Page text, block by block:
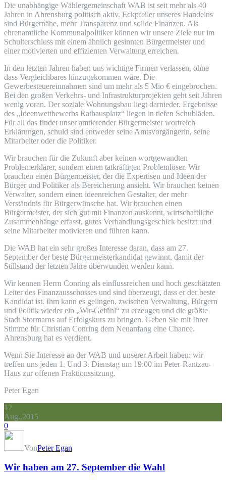
Die unabhängige Wählergemeinschaft WAB ist seit mehr als 40
Jahren in Ahrensburg politisch aktiv. Eckpfeiler unseres Handelns
sind Bürgernähe, mehr Transparenz und solide Finanzen. Als
ehrenamtliche Kommunalpolitiker können wir unsere Ziele nur im
Schulterschluss mit einem ähnlich gesinnten Bürgermeister und
einer motivierten und effizienten Verwaltung erreichen.
In den letzten Jahren haben uns wichtige Firmen verlassen, ohne
dass Vergleichbares hinzugekommen wäre. Die
Gewerbesteuereinnahmen sind um mehr als 5 Mio € eingebrochen.
Bei den großen Verkehrs- und Infrastrukturprojekten geht seit Jahren
wenig voran. Der soziale Wohnungsbau liegt darnieder. Ergebnisse
des „Ideenwettbewerbs Rathausplatz“ liegen in tiefen Schubläden.
Für all das findet unser amtierender Bürgermeister wortreich
Erklärungen, schuld sind entweder seine Amtsvorgängerin, seine
Mitarbeiter oder die Politiker.
Wir brauchen für die Zukunft aber keinen wortgewandten
Problemerklärer, sondern einen tatkräftigen Problemlöser. Wir
brauchen einen Bürgermeister, der die Expertisen und Ideen der
Bürger und Politiker als Bereicherung ansieht. Wir brauchen keinen
Verwalter, sondern einen ideenreichen Gestalter, der mehr
Verständnis für Bürgerwünsche hat. Wir brauchen einen
Bürgermeister, der sich gut mit Finanzen auskennt, wirtschaftliche
Zusammenhänge erfasst, gutes Verhandlungsgeschick besitzt und
seine Mitarbeiter motivieren und führen kann.
Die WAB hat ein sehr großes Interesse daran, dass am 27.
September der beste Bürger­meisterkandidat gewinnt, damit der
Stillstand der letzten Jahre überwunden werden kann.
Wir kennen Herrn Conring als einflussreichen und hoch geschätzten
Leiter des Finanzausschusses und sind überzeugt, dass er der beste
Kandidat ist. Ihm kann es gelingen, zwischen Verwaltung, Bürgern
und Politik wieder ein „Wir-Gefühl“ zu erzeugen und die größte
Stadt Stormarns auf Erfolgskurs zu bringen. Geben Sie mit Ihrer
Stimme für Christian Conring dem Neuanfang eine Chance.
Ahrensburg hat es verdient.
Wenn Sie Interesse an der WAB und unserer Arbeit haben: wir
treffen uns jeden 1. Und 3. Dienstag um 19:00 im Peter-Rantzau-
Haus zur offenen Fraktionssitzung.
Peter Egan
12
Aug.,2015
0
VonPeter Egan
Wir haben am 27. September die Wahl